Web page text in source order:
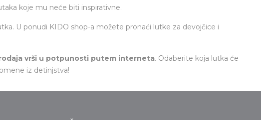
koje mu neće biti inspirativne.
U ponudi KIDO shop-a možete pronaći lutke za devojčice i
vrši u potpunosti putem interneta. Odaberite koja lutka će
iz detinjstva!